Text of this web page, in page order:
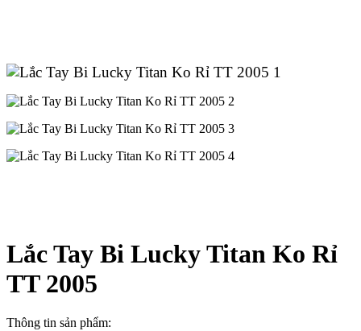
Lắc Tay Bi Lucky Titan Ko Rỉ
TT 2005
Thông tin sản phẩm: